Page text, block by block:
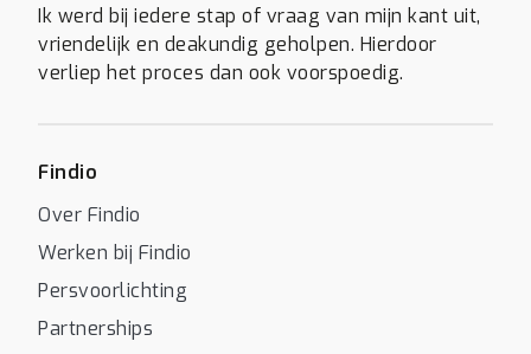
Ik werd bij iedere stap of vraag van mijn kant uit,
vriendelijk en deakundig geholpen. Hierdoor
verliep het proces dan ook voorspoedig.
Findio
Over Findio
Werken bij Findio
Persvoorlichting
Partnerships